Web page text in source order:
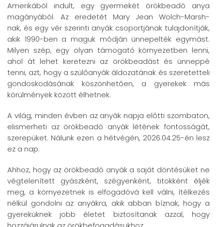
Amerikából indult, egy gyermekét örökbeadó anya
magányából. Az eredetét Mary Jean Wolch-Marsh-
nak, és egy vér szerinti anyák csoportjának tulajdonítják,
akik 1990-ben a maguk módján ünnepelték egymást.
Milyen szép, egy olyan támogató környezetben lenni,
ahol át lehet keretezni az örökbeadást és ünneppé
tenni, azt, hogy a szülőanyák áldozatának és szeretetteli
gondoskodásának köszönhetően, a gyerekek más
körülmények között élhetnek.
A világ, minden évben az anyák napja előtti szombaton,
elismerheti az örökbeadó anyák létének fontosságát,
szerepüket. Nálunk ezen a hétvégén, 2026.04.25-én lesz
ez a nap.
Ahhoz, hogy az örökbeadó anyák a saját döntésüket ne
végtelenített gyászként, szégyenként, titokként éljék
meg, a környezetnek is elfogadóvá kell válni, ítélkezés
nélkül gondolni az anyákra, akik abban bíznak, hogy a
gyereküknek jobb életet biztosítanak azzal, hogy